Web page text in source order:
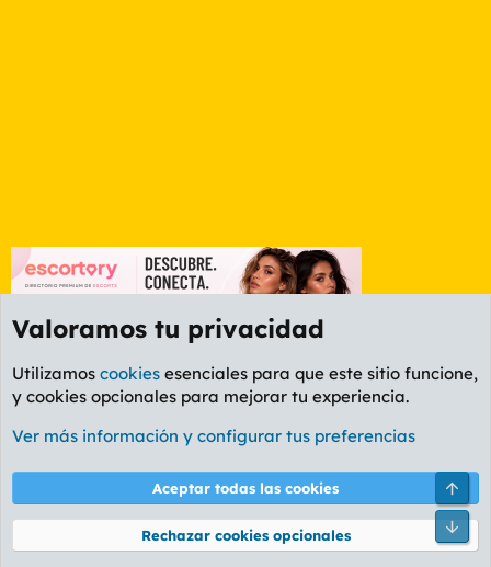
Etiquetas
Cookies
PL OLDSTYLE AMARILLO
Términos y reglas Política de privacidad Ayuda
Community platform by XenForo® © 2010-2026 XenForo Ltd.
Valoramos tu privacidad
Utilizamos cookies esenciales para que este sitio funcione,
y cookies opcionales para mejorar tu experiencia.
Ver más información y configurar tus preferencias
Aceptar todas las cookies
Rechazar cookies opcionales
Pie